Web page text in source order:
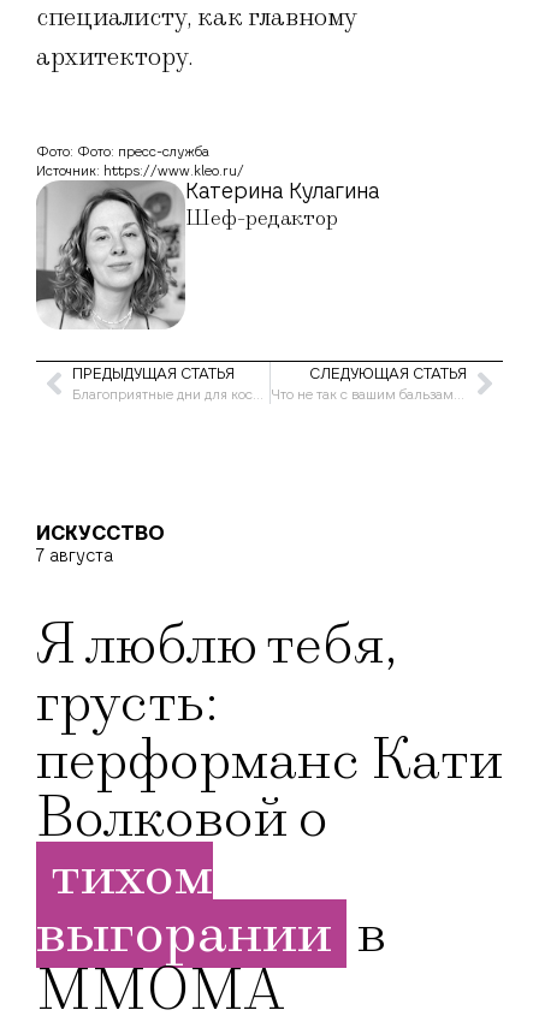
специалисту, как главному
архитектору.
Катерина Кулагина
Шеф-редактор
Фото: Фото: пресс-служба
Источник: https://www.kleo.ru/
ПРЕДЫДУЩАЯ СТАТЬЯ
Благоприятные дни для косметических процедур в январе 2026 года
СЛЕДУЮЩАЯ СТАТЬЯ
Что не так с вашим бальзамом? Советы по выбору ухода для губ на холодное время года
ИСКУССТВО
7 августа
Я люблю тебя,
грусть:
перформанс Кати
Волковой о
тихом
выгорании в
ММОМА